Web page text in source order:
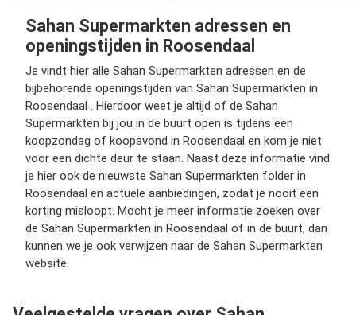
Sahan Supermarkten adressen en
openingstijden in Roosendaal
Je vindt hier alle Sahan Supermarkten adressen en de
bijbehorende openingstijden van Sahan Supermarkten in
Roosendaal . Hierdoor weet je altijd of de Sahan
Supermarkten bij jou in de buurt open is tijdens een
koopzondag of koopavond in Roosendaal en kom je niet
voor een dichte deur te staan. Naast deze informatie vind
je hier ook de nieuwste Sahan Supermarkten folder in
Roosendaal en actuele aanbiedingen, zodat je nooit een
korting misloopt. Mocht je meer informatie zoeken over
de Sahan Supermarkten in Roosendaal of in de buurt, dan
kunnen we je ook verwijzen naar de Sahan Supermarkten
website.